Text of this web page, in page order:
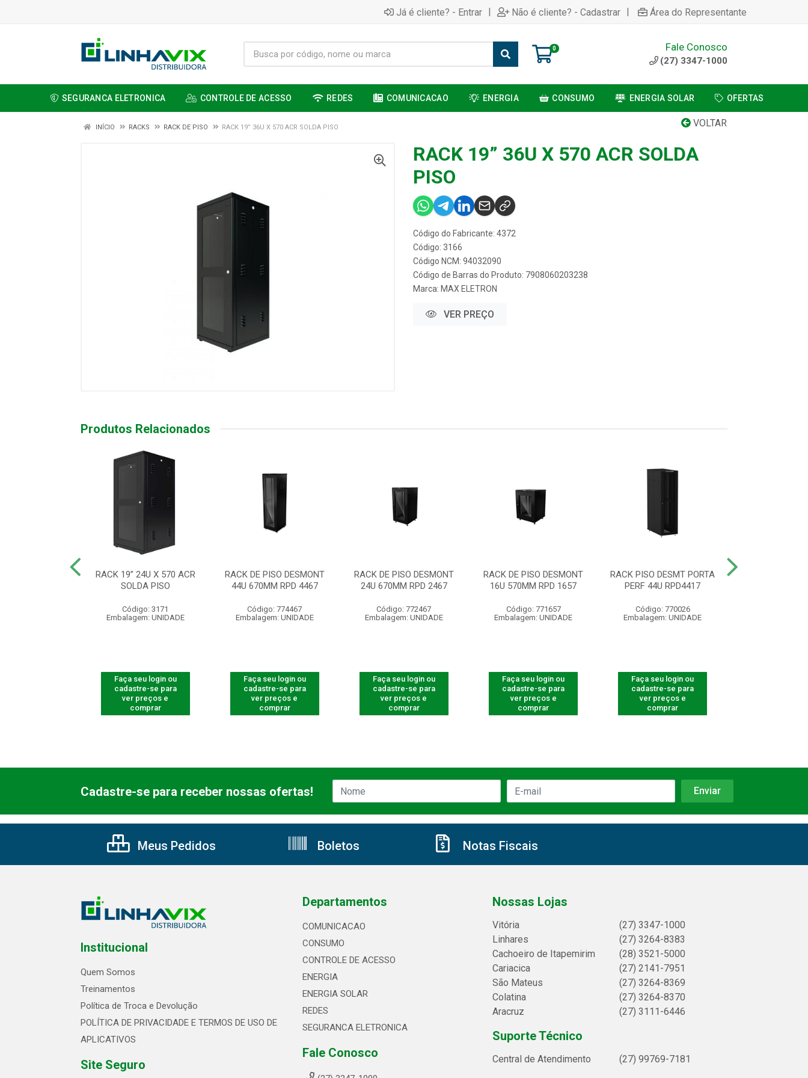
Já é cliente? - Entrar | Não é cliente? - Cadastrar | Área do Representante
0 Fale Conosco
(27) 3347-1000
SEGURANCA ELETRONICA CONTROLE DE ACESSO REDES COMUNICACAO ENERGIA CONSUMO ENERGIA SOLAR OFERTAS
VOLTAR
INÍCIO RACKS RACK DE PISO RACK 19” 36U X 570 ACR SOLDA PISO
RACK 19” 36U X 570 ACR SOLDA
PISO
Código do Fabricante: 4372
Código: 3166
Código NCM: 94032090
Código de Barras do Produto: 7908060203238
Marca: MAX ELETRON
VER PREÇO
Produtos Relacionados
RACK 19” 24U X 570 ACR
SOLDA PISO
Código: 3171
Embalagem: UNIDADE
Faça seu login ou
cadastre-se para
ver preços e
comprar
RACK DE PISO DESMONT
44U 670MM RPD 4467
Código: 774467
Embalagem: UNIDADE
Faça seu login ou
cadastre-se para
ver preços e
comprar
RACK DE PISO DESMONT
24U 670MM RPD 2467
Código: 772467
Embalagem: UNIDADE
Faça seu login ou
cadastre-se para
ver preços e
comprar
RACK DE PISO DESMONT
16U 570MM RPD 1657
Código: 771657
Embalagem: UNIDADE
Faça seu login ou
cadastre-se para
ver preços e
comprar
RACK PISO DESMT PORTA
PERF 44U RPD4417
Código: 770026
Embalagem: UNIDADE
Faça seu login ou
cadastre-se para
ver preços e
comprar
Cadastre-se para receber nossas ofertas!
Meus Pedidos Boletos Notas Fiscais
Institucional
Quem Somos
Treinamentos
Política de Troca e Devolução
POLÍTICA DE PRIVACIDADE E TERMOS DE USO DE
APLICATIVOS
Site Seguro
Departamentos
COMUNICACAO
CONSUMO
CONTROLE DE ACESSO
ENERGIA
ENERGIA SOLAR
REDES
SEGURANCA ELETRONICA
Fale Conosco
Nossas Lojas
Vitória
(27) 3347-1000
Linhares
(27) 3264-8383
Cachoeiro de Itapemirim
(28) 3521-5000
Cariacica
(27) 2141-7951
São Mateus
(27) 3264-8369
Colatina
(27) 3264-8370
Aracruz
(27) 3111-6446
Suporte Técnico
Central de Atendimento (27) 99769-7181